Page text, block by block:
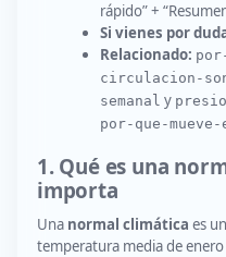
rápido” +
Si vienes por
Relacionado:
circulacion-
semanal y
por-que-
1. Qué es una
importa
Una normal climática es
temperatura media de